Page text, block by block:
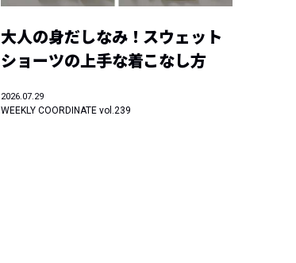
大人の身だしなみ！スウェット
ショーツの上手な着こなし方
2026.07.29
WEEKLY COORDINATE vol.239